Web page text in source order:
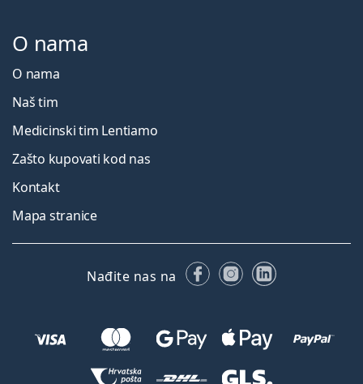
O nama
O nama
Naš tim
Medicinski tim Lentiamo
Zašto kupovati kod nas
Kontakt
Mapa stranice
Nađite nas na FacebookuInstagramu
LinkedIn